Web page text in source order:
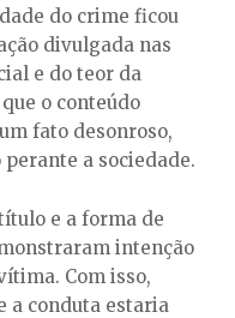
do crime ficou
divulgada nas
e do teor da
o conteúdo
fato desonroso,
a sociedade.
e a forma de
intenção
Com isso,
a conduta estaria